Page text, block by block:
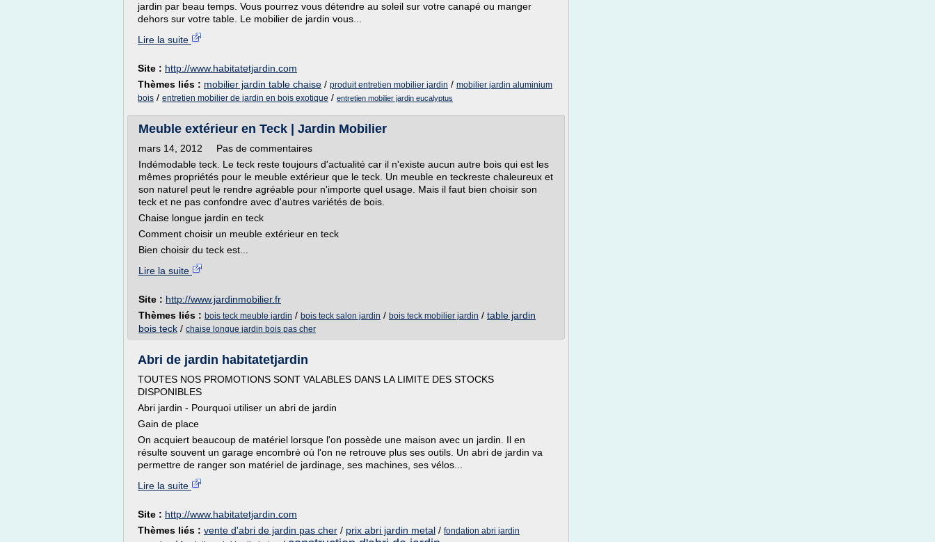
jardin par beau temps. Vous pourrez vous détendre au soleil sur votre canapé ou manger
dehors sur votre table. Le mobilier de jardin vous...
Lire la suite
Site : http://www.habitatetjardin.com
Thèmes liés : mobilier jardin table chaise / produit entretien mobilier jardin / mobilier jardin aluminium
bois / entretien mobilier de jardin en bois exotique / entretien mobilier jardin eucalyptus
Meuble extérieur en Teck | Jardin Mobilier
mars 14, 2012 Pas de commentaires
Indémodable teck. Le teck reste toujours d'actualité car il n'existe aucun autre bois qui est les
mêmes propriétés pour le meuble extérieur que le teck. Un meuble en teckreste chaleureux et
son naturel peut le rendre agréable pour n'importe quel usage. Mais il faut bien choisir son
teck et ne pas confondre avec d'autres variétés de bois.
Chaise longue jardin en teck
Comment choisir un meuble extérieur en teck
Bien choisir du teck est...
Lire la suite
Site : http://www.jardinmobilier.fr
Thèmes liés : bois teck meuble jardin / bois teck salon jardin / bois teck mobilier jardin / table jardin
bois teck / chaise longue jardin bois pas cher
Abri de jardin habitatetjardin
TOUTES NOS PROMOTIONS SONT VALABLES DANS LA LIMITE DES STOCKS
DISPONIBLES
Abri jardin - Pourquoi utiliser un abri de jardin
Gain de place
On acquiert beaucoup de matériel lorsque l'on possède une maison avec un jardin. Il en
résulte souvent un garage encombré où l'on ne retrouve plus ses outils. Un abri de jardin va
permettre de ranger son matériel de jardinage, ses machines, ses vélos...
Lire la suite
Site : http://www.habitatetjardin.com
Thèmes liés : vente d'abri de jardin pas cher / prix abri jardin metal / fondation abri jardin